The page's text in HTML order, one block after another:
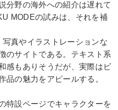
分野の海外への紹介は遅れて
MODEの試みは、それを補
真やイラストレーションな
のサイトである。テキスト系
感もありそうだが、実際はビ
品の魅力をアピールする。
特設ページでキャラクターを